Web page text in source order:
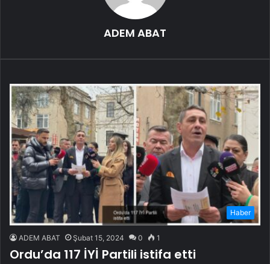
ADEM ABAT
Haber
ADEM ABAT Şubat 15, 2024 0 1
Ordu’da 117 İYİ Partili istifa etti